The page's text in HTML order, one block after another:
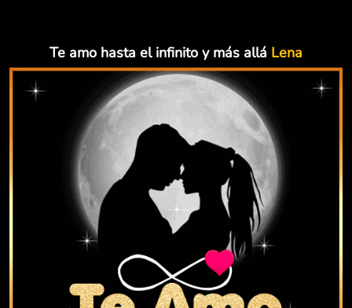
Te amo hasta el infinito y más allá Lena